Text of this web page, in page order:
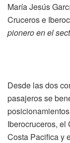
María Jesús
Cruceros e
pionero en el
Desde las dos
pasajeros se
Iberocruceros, el
Costa Pacifica y